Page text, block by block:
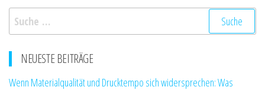
Suche
nach:
NEUESTE BEITRÄGE
Wenn Materialqualität und Drucktempo sich widersprechen: Was